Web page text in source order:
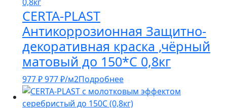
CERTA-PLAST
Антикоррозионная Защитно-
декоративная краска ,чёрный
матовый до 150*С 0,8кг
977₽977₽/м2Подробнее